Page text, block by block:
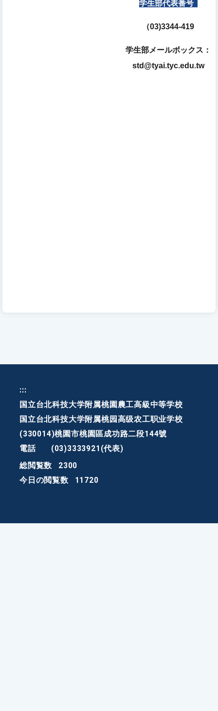
学生部代表番号
（03)3344-419
学生部メールボックス：
std@tyai.tyc.edu.tw
:::
国立台北科技大学附属桃園農工高級中等学校
国立台北科技大学附属桃园高级农工职业学校
(330014)桃園市桃園區成功路二段144號
電話
(03)3333921(代表)
総閲覧数
2300
今日の閲覧数
11720